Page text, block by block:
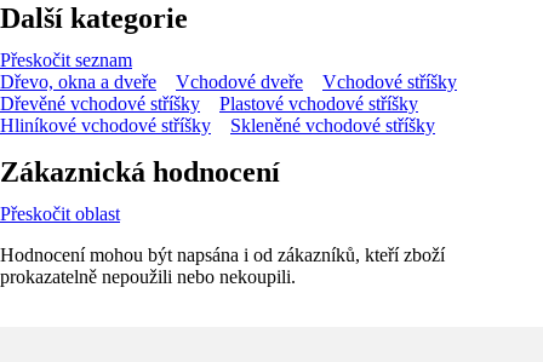
Další kategorie
Přeskočit seznam
Dřevo, okna a dveře
Vchodové dveře
Vchodové stříšky
Dřevěné vchodové stříšky
Plastové vchodové stříšky
Hliníkové vchodové stříšky
Skleněné vchodové stříšky
Zákaznická hodnocení
Přeskočit oblast
Hodnocení mohou být napsána i od zákazníků, kteří zboží
prokazatelně nepoužili nebo nekoupili.